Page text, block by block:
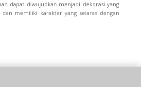
dapat diwujudkan menjadi dekorasi yang
memiliki karakter yang selaras dengan